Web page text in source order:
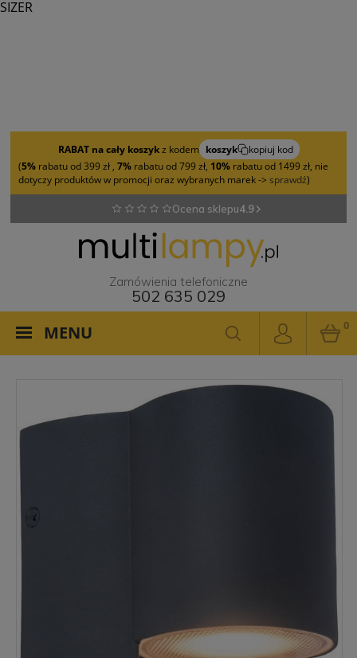
RABAT na cały koszykz kodem koszyk
kopiuj kod
(5% rabatu od 399 zł , 7% rabatu od 799 zł, 10% rabatu od 1499 zł, nie
dotyczy produktów w promocji oraz wybranych marek -> sprawdź)
Ocena sklepu4.9
Zamówienia telefoniczne
502 635 029
MENU 0
SIZER